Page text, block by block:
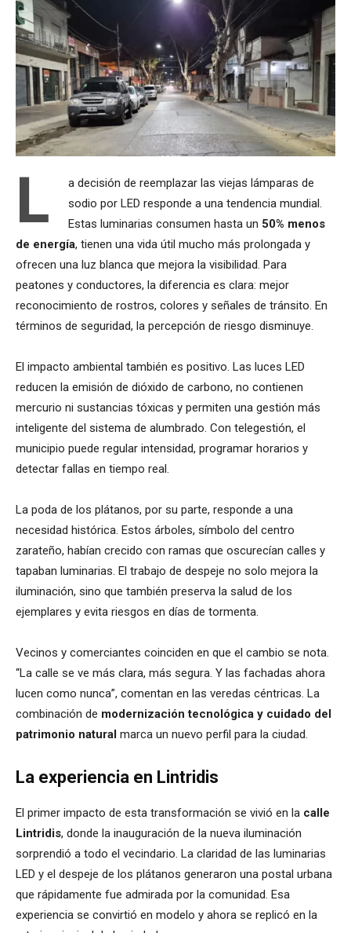
L
a decisión de reemplazar las viejas lámparas de
sodio por LED responde a una tendencia mundial.
Estas luminarias consumen hasta un 50% menos
de energía, tienen una vida útil mucho más prolongada y
ofrecen una luz blanca que mejora la visibilidad. Para
peatones y conductores, la diferencia es clara: mejor
reconocimiento de rostros, colores y señales de tránsito. En
términos de seguridad, la percepción de riesgo disminuye.
El impacto ambiental también es positivo. Las luces LED
reducen la emisión de dióxido de carbono, no contienen
mercurio ni sustancias tóxicas y permiten una gestión más
inteligente del sistema de alumbrado. Con telegestión, el
municipio puede regular intensidad, programar horarios y
detectar fallas en tiempo real.
La poda de los plátanos, por su parte, responde a una
necesidad histórica. Estos árboles, símbolo del centro
zarateño, habían crecido con ramas que oscurecían calles y
tapaban luminarias. El trabajo de despeje no solo mejora la
iluminación, sino que también preserva la salud de los
ejemplares y evita riesgos en días de tormenta.
Vecinos y comerciantes coinciden en que el cambio se nota.
“La calle se ve más clara, más segura. Y las fachadas ahora
lucen como nunca”, comentan en las veredas céntricas. La
combinación de modernización tecnológica y cuidado del
patrimonio natural marca un nuevo perfil para la ciudad.
La experiencia en Lintridis
El primer impacto de esta transformación se vivió en la calle
Lintridis, donde la inauguración de la nueva iluminación
sorprendió a todo el vecindario. La claridad de las luminarias
LED y el despeje de los plátanos generaron una postal urbana
que rápidamente fue admirada por la comunidad. Esa
experiencia se convirtió en modelo y ahora se replicó en la